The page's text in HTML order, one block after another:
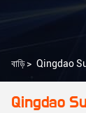
বাড়ি>
Qingdao